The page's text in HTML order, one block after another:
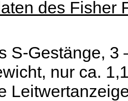
des Fisher
S-Gestänge, 3
nur ca.